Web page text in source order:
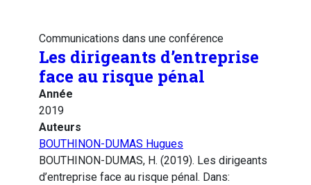
Communications dans une conférence
Les dirigeants d’entreprise
face au risque pénal
Année
2019
Auteurs
BOUTHINON-DUMAS Hugues
BOUTHINON-DUMAS, H. (2019). Les dirigeants
d’entreprise face au risque pénal. Dans: